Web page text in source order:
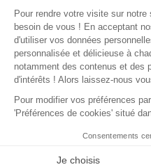
Parfait
★★★★★
content
Soumisil y a 3 années par
se que j'attendait
★★★★☆
Plateforme de
Pour rendre votre visite sur
besoin de vous ! En acceptant
d'utiliser vos données
personnalisée et délicieuse à
notamment des contenus et des
d'intérêts ! Alors laissez-nous
Pour modifier vos préférences
'Préférences de cookies' situé
Consentements
Je choisis